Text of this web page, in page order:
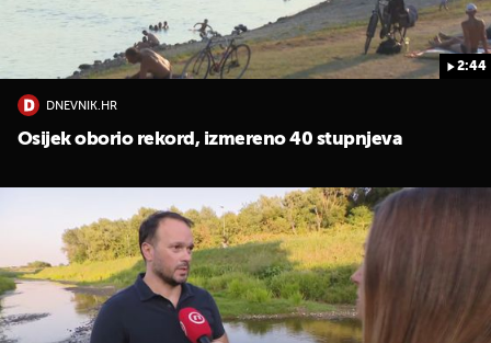
2:44
DNEVNIK.HR
Osijek oborio rekord, izmereno 40 stupnjeva